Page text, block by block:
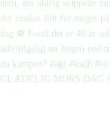
GLÆDELIG MORS DAG